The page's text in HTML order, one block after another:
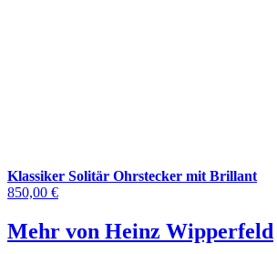
Klassiker Solitär Ohrstecker mit Brillant
850,00 €
Mehr von Heinz Wipperfeld